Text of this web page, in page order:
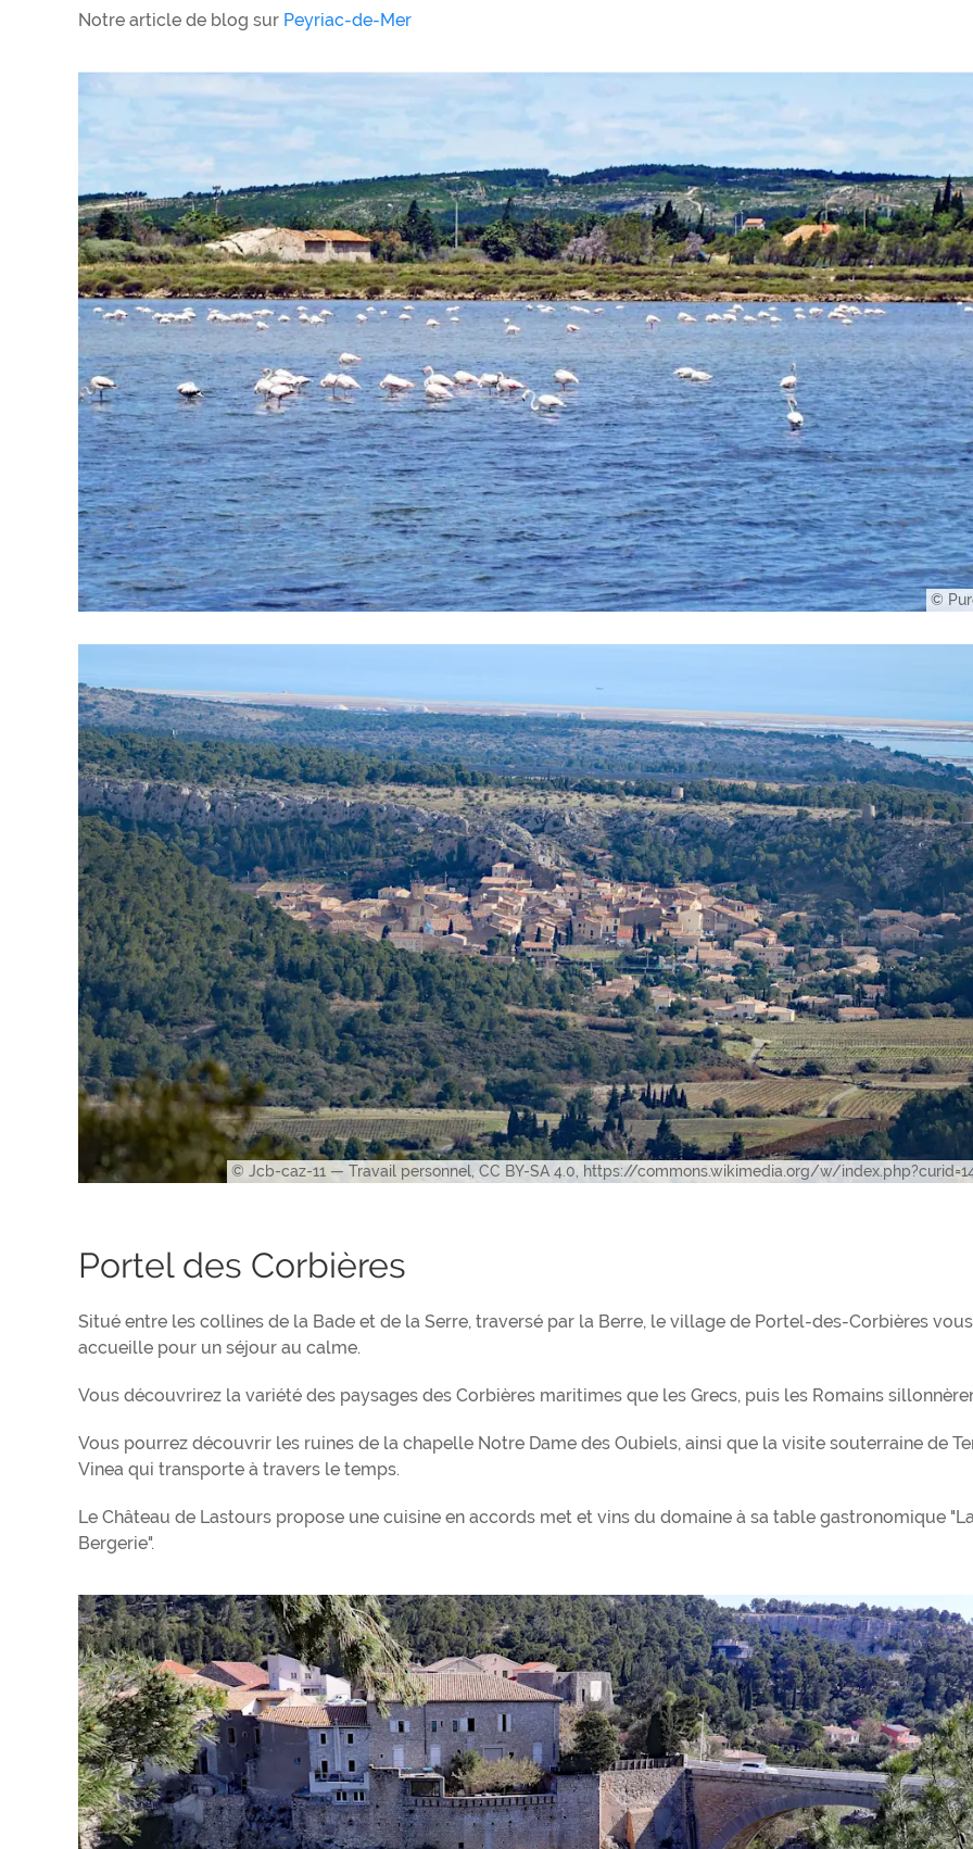
Notre article de blog sur Peyriac-de-Mer
©
© Jcb-caz-11 — Travail personnel, CC BY-SA 4.0, https://commons.wikimedia.org/w/
Portel des Corbières
Situé entre les collines de la Bade et de la Serre, traversé par la Berre, le village de Portel-des-Corbières vous
accueille pour un séjour au calme.
Vous découvrirez la variété des paysages des Corbières maritimes que les Grecs, puis les Romains
Vous pourrez découvrir les ruines de la chapelle Notre Dame des Oubiels, ainsi que la visite souterraine de
Vinea qui transporte à travers le temps.
Le Château de Lastours propose une cuisine en accords met et vins du domaine à sa table gastronomique
Bergerie".